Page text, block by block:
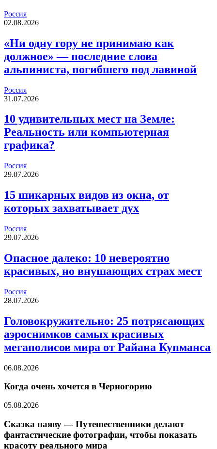
Россия
02.08.2026
«Ни одну гору не принимаю как
должное» — последние слова
альпиниста, погибшего под лавиной
Россия
31.07.2026
10 удивительных мест на Земле:
Реальность или компьютерная
графика?
Россия
29.07.2026
15 шикарных видов из окна, от
которых захватывает дух
Россия
29.07.2026
Опасное далеко: 10 невероятно
красивых, но внушающих страх мест
Россия
28.07.2026
Головокружительно: 25 потрясающих
аэроснимков самых красивых
мегаполисов мира от Райана Купманса
06.08.2026
Когда очень хочется в Черногорию
05.08.2026
Сказка наяву — Путешественники делают
фантастические фотографии, чтобы показать
красоту реального мира